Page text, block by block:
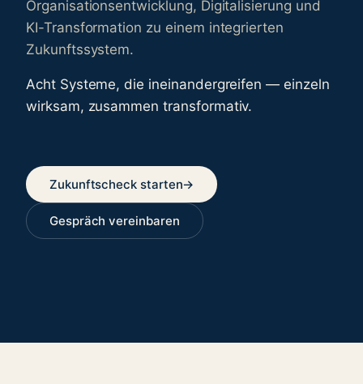
Organisationsentwicklung, Digitalisierung und
KI-Transformation zu einem integrierten
Zukunftssystem.
Acht Systeme, die ineinandergreifen — einzeln
wirksam, zusammen transformativ.
Zukunftscheck starten→
Gespräch vereinbaren